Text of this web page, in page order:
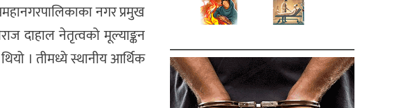
नगर प्रमुख
दाहाल नेतृत्वको मूल्याङ्कन
। तीमध्ये स्थानीय आर्थिक